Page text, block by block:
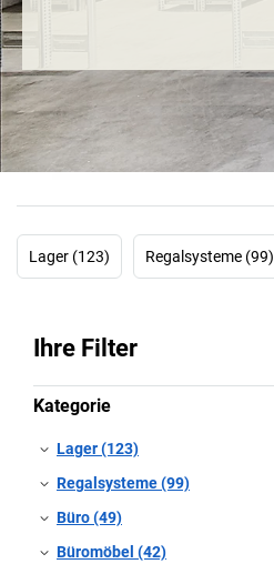
Lager (123) Regalsysteme (99)
Ihre Filter
Kategorie
Lager (123)
Regalsysteme (99)
Büro (49)
Büromöbel (42)